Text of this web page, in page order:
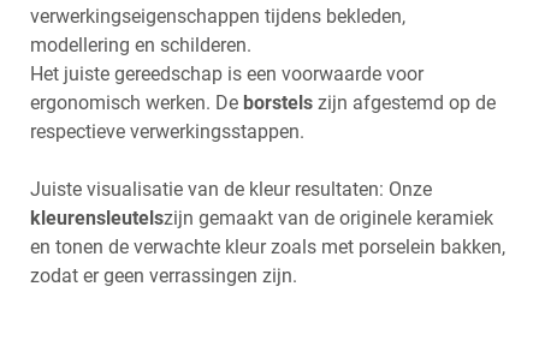
verwerkingseigenschappen tijdens bekleden,
modellering en schilderen.
Het juiste gereedschap is een voorwaarde voor
ergonomisch werken. De borstels zijn afgestemd op de
respectieve verwerkingsstappen.
Juiste visualisatie van de kleur resultaten: Onze
kleurensleutelszijn gemaakt van de originele keramiek
en tonen de verwachte kleur zoals met porselein bakken,
zodat er geen verrassingen zijn.